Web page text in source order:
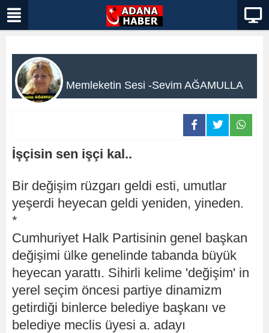
Memleketin Sesi -Sevim AĞAMULLA
İşçisin sen işçi kal..
Bir değişim rüzgarı geldi esti, umutlar
yeşerdi heyecan geldi yeniden, yineden.
*
Cumhuriyet Halk Partisinin genel başkan
değişimi ülke genelinde tabanda büyük
heyecan yarattı. Sihirli kelime 'değişim' in
yerel seçim öncesi partiye dinamizm
getirdiği binlerce belediye başkanı ve
belediye meclis üyesi a. adayı